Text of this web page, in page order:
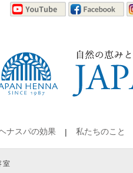
ナスパの効果 私たちのこと